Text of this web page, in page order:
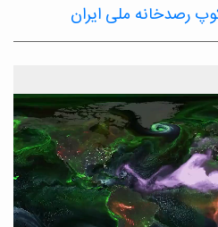
رصدخانه ملی ایران